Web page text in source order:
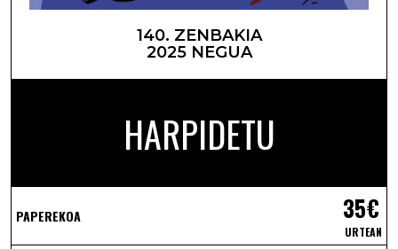
140. ZENBAKIA
2025 NEGUA
HARPIDETU
PAPEREKOA 35€
URTEAN